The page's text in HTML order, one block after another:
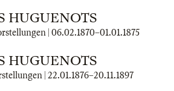
HUGUENOTS
| 06.02.1870–01.01.1875
HUGUENOTS
| 22.01.1876–20.11.1897